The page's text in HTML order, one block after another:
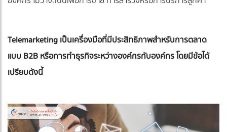
Telemarketing เป็นเครื่องมือที่มีประสิทธิภาพสำหรับการตลาด
แบบ B2B หรือการทำธุรกิจระหว่างองค์กรกับองค์กร โดยมีข้อได้
เปรียบดังนี้